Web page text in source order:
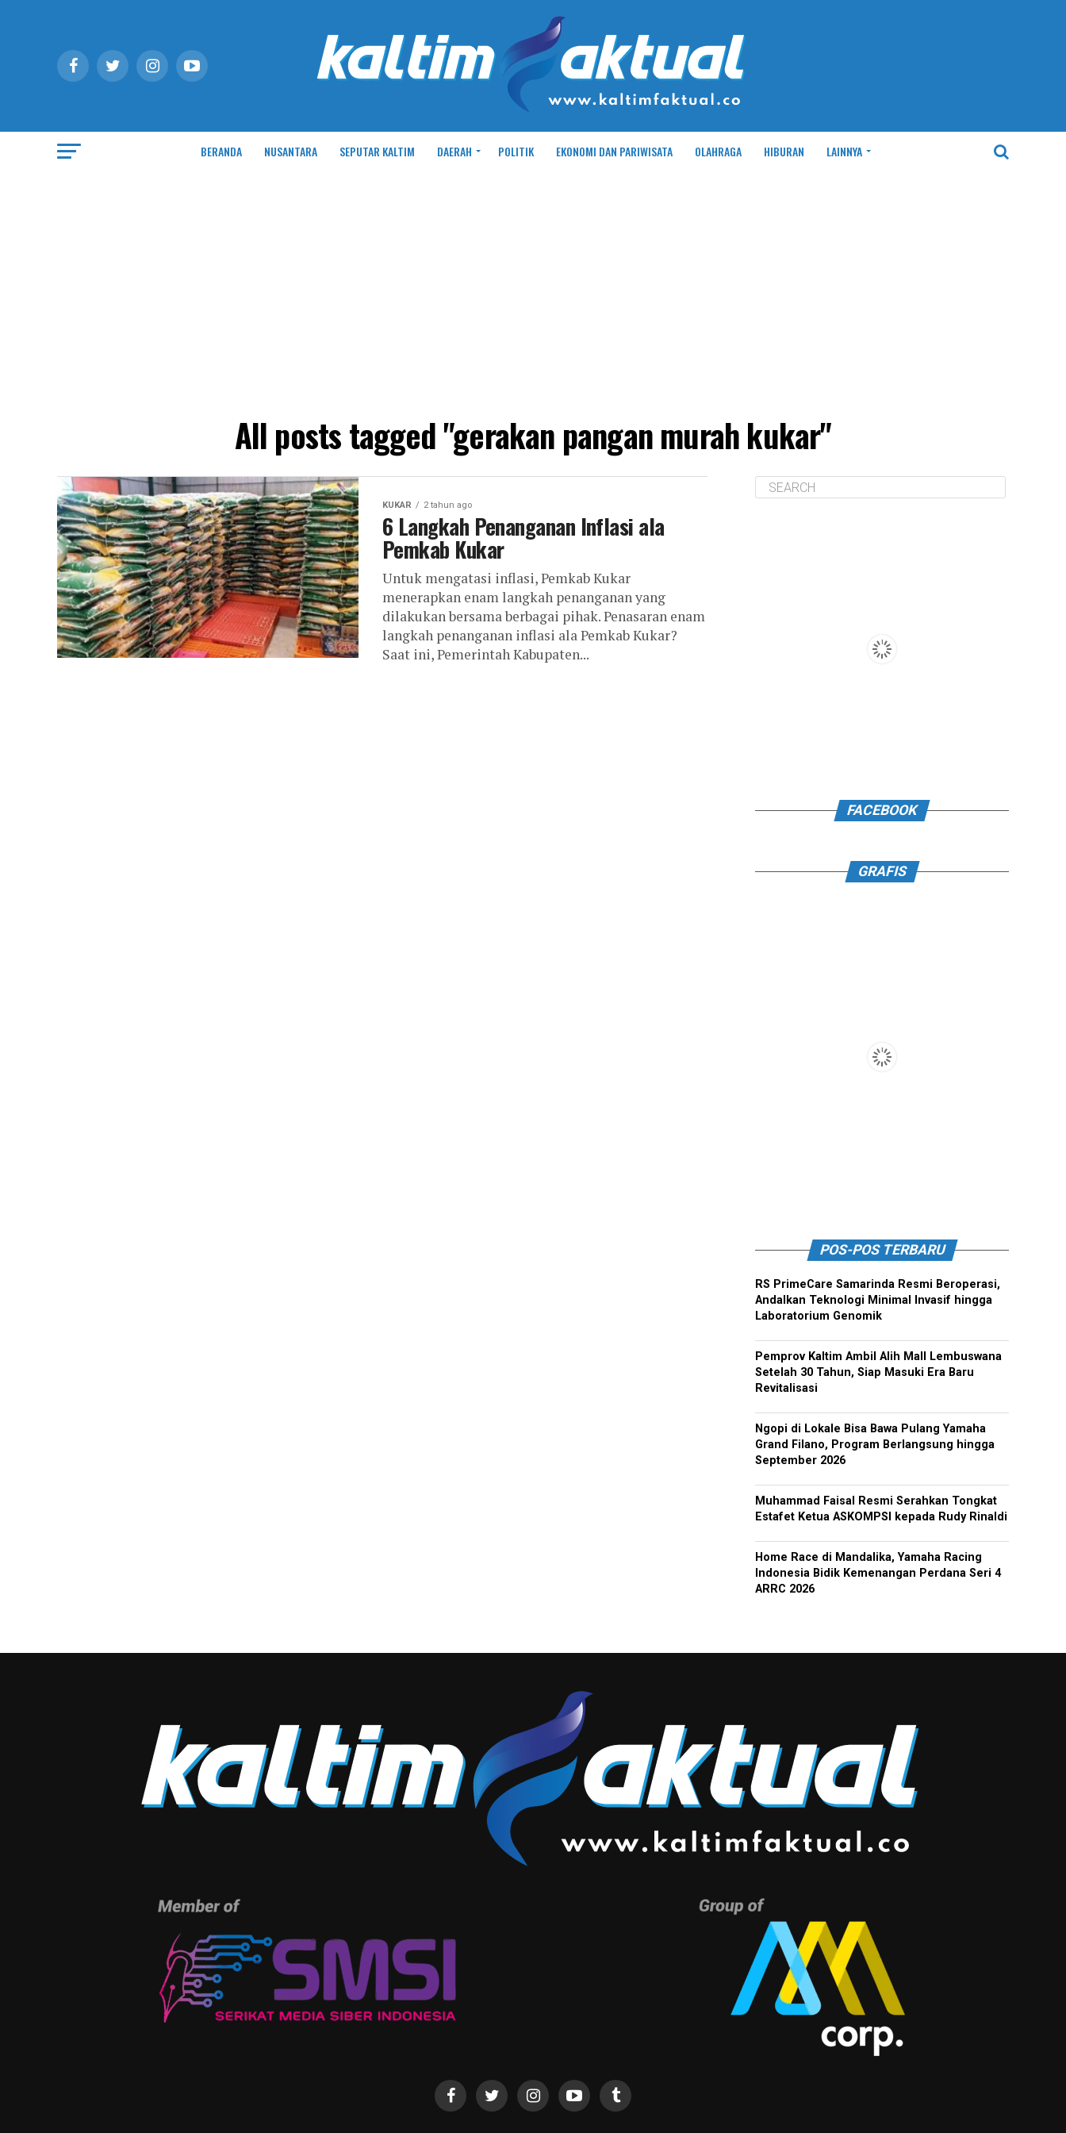
BERANDA NUSANTARA SEPUTAR KALTIM DAERAH POLITIK EKONOMI DAN PARIWISATA OLAHRAGA HIBURAN LAINNYA
All posts tagged "gerakan pangan murah kukar"
KUKAR 2 tahun ago
6 Langkah Penanganan Inflasi ala
Pemkab Kukar
Untuk mengatasi inflasi, Pemkab Kukar
menerapkan enam langkah penanganan yang
dilakukan bersama berbagai pihak. Penasaran enam
langkah penanganan inflasi ala Pemkab Kukar?
Saat ini, Pemerintah Kabupaten...
FACEBOOK
GRAFIS
POS-POS TERBARU
RS PrimeCare Samarinda Resmi Beroperasi,
Andalkan Teknologi Minimal Invasif hingga
Laboratorium Genomik
Pemprov Kaltim Ambil Alih Mall Lembuswana
Setelah 30 Tahun, Siap Masuki Era Baru
Revitalisasi
Ngopi di Lokale Bisa Bawa Pulang Yamaha
Grand Filano, Program Berlangsung hingga
September 2026
Muhammad Faisal Resmi Serahkan Tongkat
Estafet Ketua ASKOMPSI kepada Rudy Rinaldi
Home Race di Mandalika, Yamaha Racing
Indonesia Bidik Kemenangan Perdana Seri 4
ARRC 2026